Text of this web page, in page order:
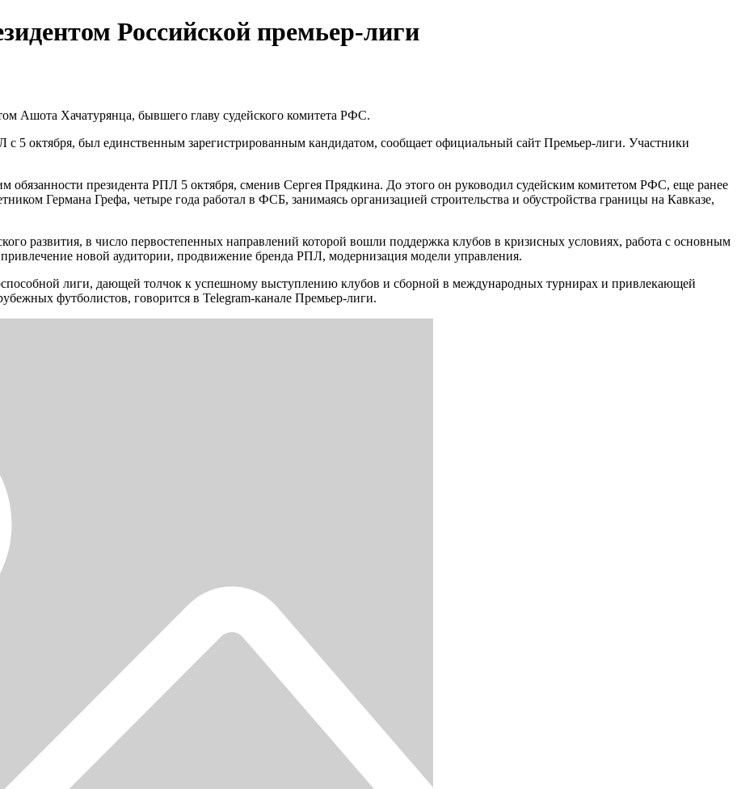
Российской премьер-лиги
Ашота Хачатурянца, бывшего главу судейского комитета РФС.
5 октября, был единственным зарегистрированным кандидатом, сообщает официальный сайт Премьер-лиги. Участники
обязанности президента РПЛ 5 октября, сменив Сергея Прядкина. До этого он руководил судейским комитетом РФС, еще ранее
Германа Грефа, четыре года работал в ФСБ, занимаясь организацией строительства и обустройства границы на Кавказе,
развития, в число первостепенных направлений которой вошли поддержка клубов в кризисных условиях, работа с основным
новой аудитории, продвижение бренда РПЛ, модернизация модели управления.
лиги, дающей толчок к успешному выступлению клубов и сборной в международных турнирах и привлекающей
футболистов, говорится в Telegram-канале Премьер-лиги.